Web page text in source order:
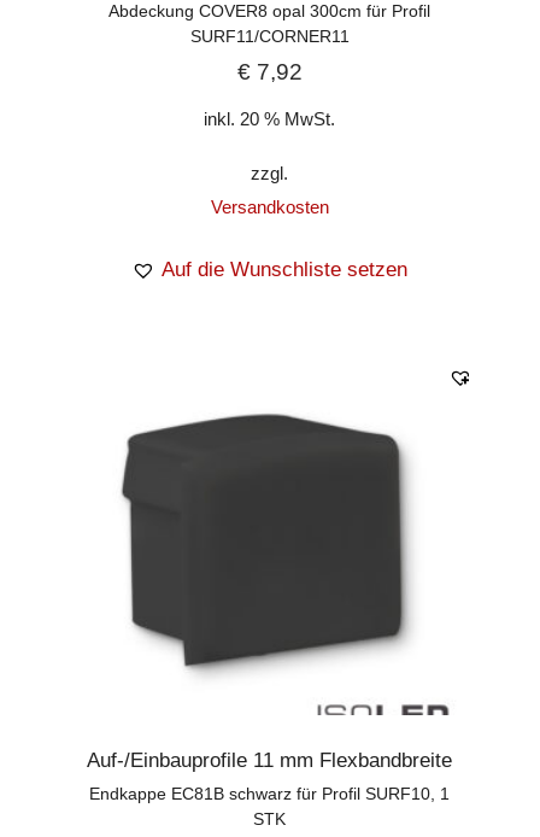
Abdeckung COVER8 opal 300cm für Profil
SURF11/CORNER11
€7,92
inkl. 20 % MwSt.
zzgl.
Versandkosten
Auf die Wunschliste setzen
Auf-/Einbauprofile 11 mm Flexbandbreite
Endkappe EC81B schwarz für Profil SURF10, 1
STK